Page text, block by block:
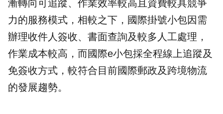
漸轉向可追蹤、作業效率較高且資費較具競爭
力的服務模式，相較之下，國際掛號小包因需
辦理收件人簽收、書面查詢及較多人工處理，
作業成本較高，而國際e小包採全程線上追蹤及
免簽收方式，較符合目前國際郵政及跨境物流
的發展趨勢。